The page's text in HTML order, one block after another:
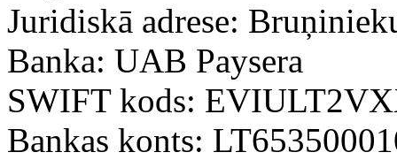
Juridiskā adrese:
Banka: UAB Paysera
SWIFT kods:
Bankas konts: